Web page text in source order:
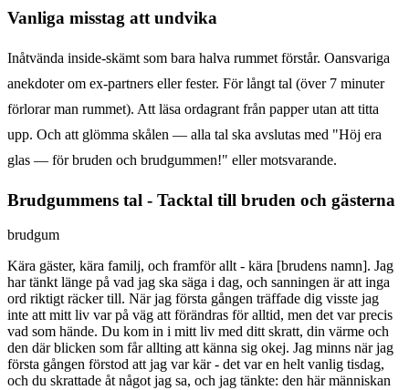
Vanliga misstag att undvika
Inåtvända inside-skämt som bara halva rummet förstår. Oansvariga
anekdoter om ex-partners eller fester. För långt tal (över 7 minuter
förlorar man rummet). Att läsa ordagrant från papper utan att titta
upp. Och att glömma skålen — alla tal ska avslutas med "Höj era
glas — för bruden och brudgummen!" eller motsvarande.
Brudgummens tal - Tacktal till bruden och gästerna
brudgum
Kära gäster, kära familj, och framför allt - kära [brudens namn]. Jag
har tänkt länge på vad jag ska säga i dag, och sanningen är att inga
ord riktigt räcker till. När jag första gången träffade dig visste jag
inte att mitt liv var på väg att förändras för alltid, men det var precis
vad som hände. Du kom in i mitt liv med ditt skratt, din värme och
den där blicken som får allting att känna sig okej. Jag minns när jag
första gången förstod att jag var kär - det var en helt vanlig tisdag,
och du skrattade åt något jag sa, och jag tänkte: den här människan